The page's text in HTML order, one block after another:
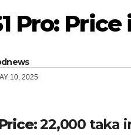
Pro:
10, 2025
22,000 taka in